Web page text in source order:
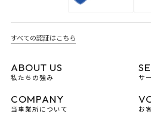
すべての認証はこちら
ABOUT US
私たちの強み サ
COMPANY
当事業所について お